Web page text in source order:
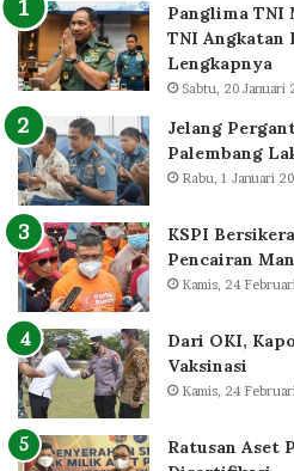
Panglima TNI
TNI
Lengkapnya
Sabtu, 20 Januari
Jelang
Palembang
Rabu, 1 Januari
KSPI
Pencairan
Kamis, 24
Dari OKI,
Vaksinasi
Kamis, 24
Ratusan Aset